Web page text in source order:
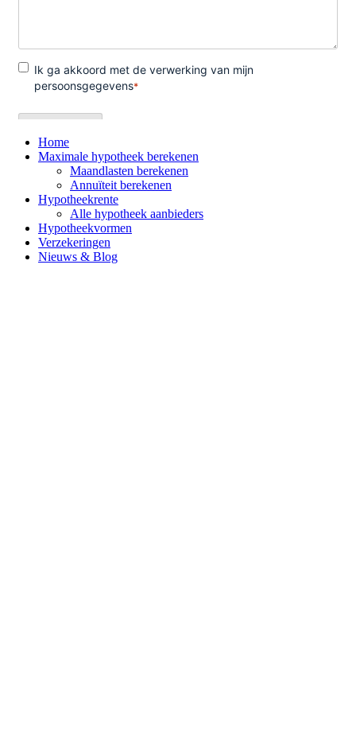
Home
Maximale hypotheek berekenen
Maandlasten berekenen
Annuïteit berekenen
Hypotheekrente
Alle hypotheek aanbieders
Hypotheekvormen
Verzekeringen
Nieuws & Blog